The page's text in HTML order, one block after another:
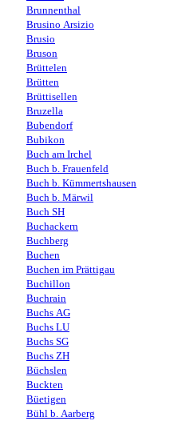
Brunnenthal
Brusino Arsizio
Brusio
Bruson
Brüttelen
Brütten
Brüttisellen
Bruzella
Bubendorf
Bubikon
Buch am Irchel
Buch b. Frauenfeld
Buch b. Kümmertshausen
Buch b. Märwil
Buch SH
Buchackern
Buchberg
Buchen
Buchen im Prättigau
Buchillon
Buchrain
Buchs AG
Buchs LU
Buchs SG
Buchs ZH
Büchslen
Buckten
Büetigen
Bühl b. Aarberg